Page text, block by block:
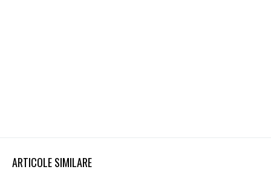
ARTICOLE SIMILARE